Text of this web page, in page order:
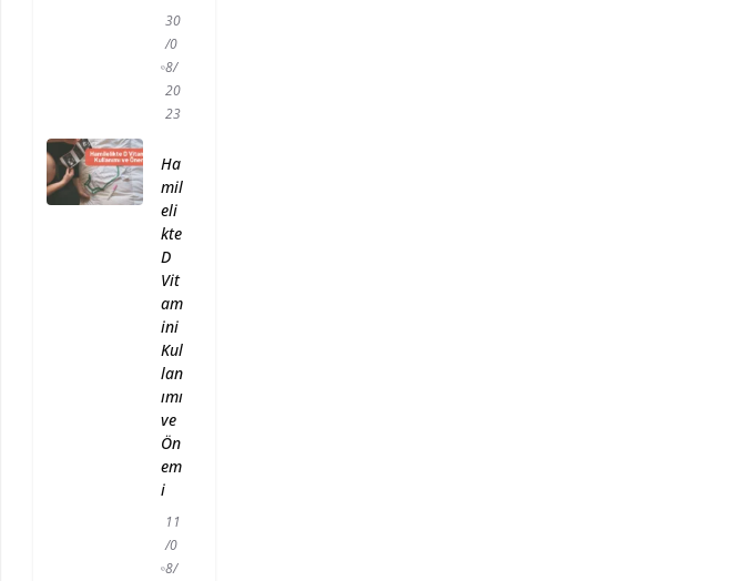
30
/0
8/
20
23
Ha
mil
eli
kte
D
Vit
am
ini
Kul
lan
ımı
ve
Ön
em
i
11
/0
8/